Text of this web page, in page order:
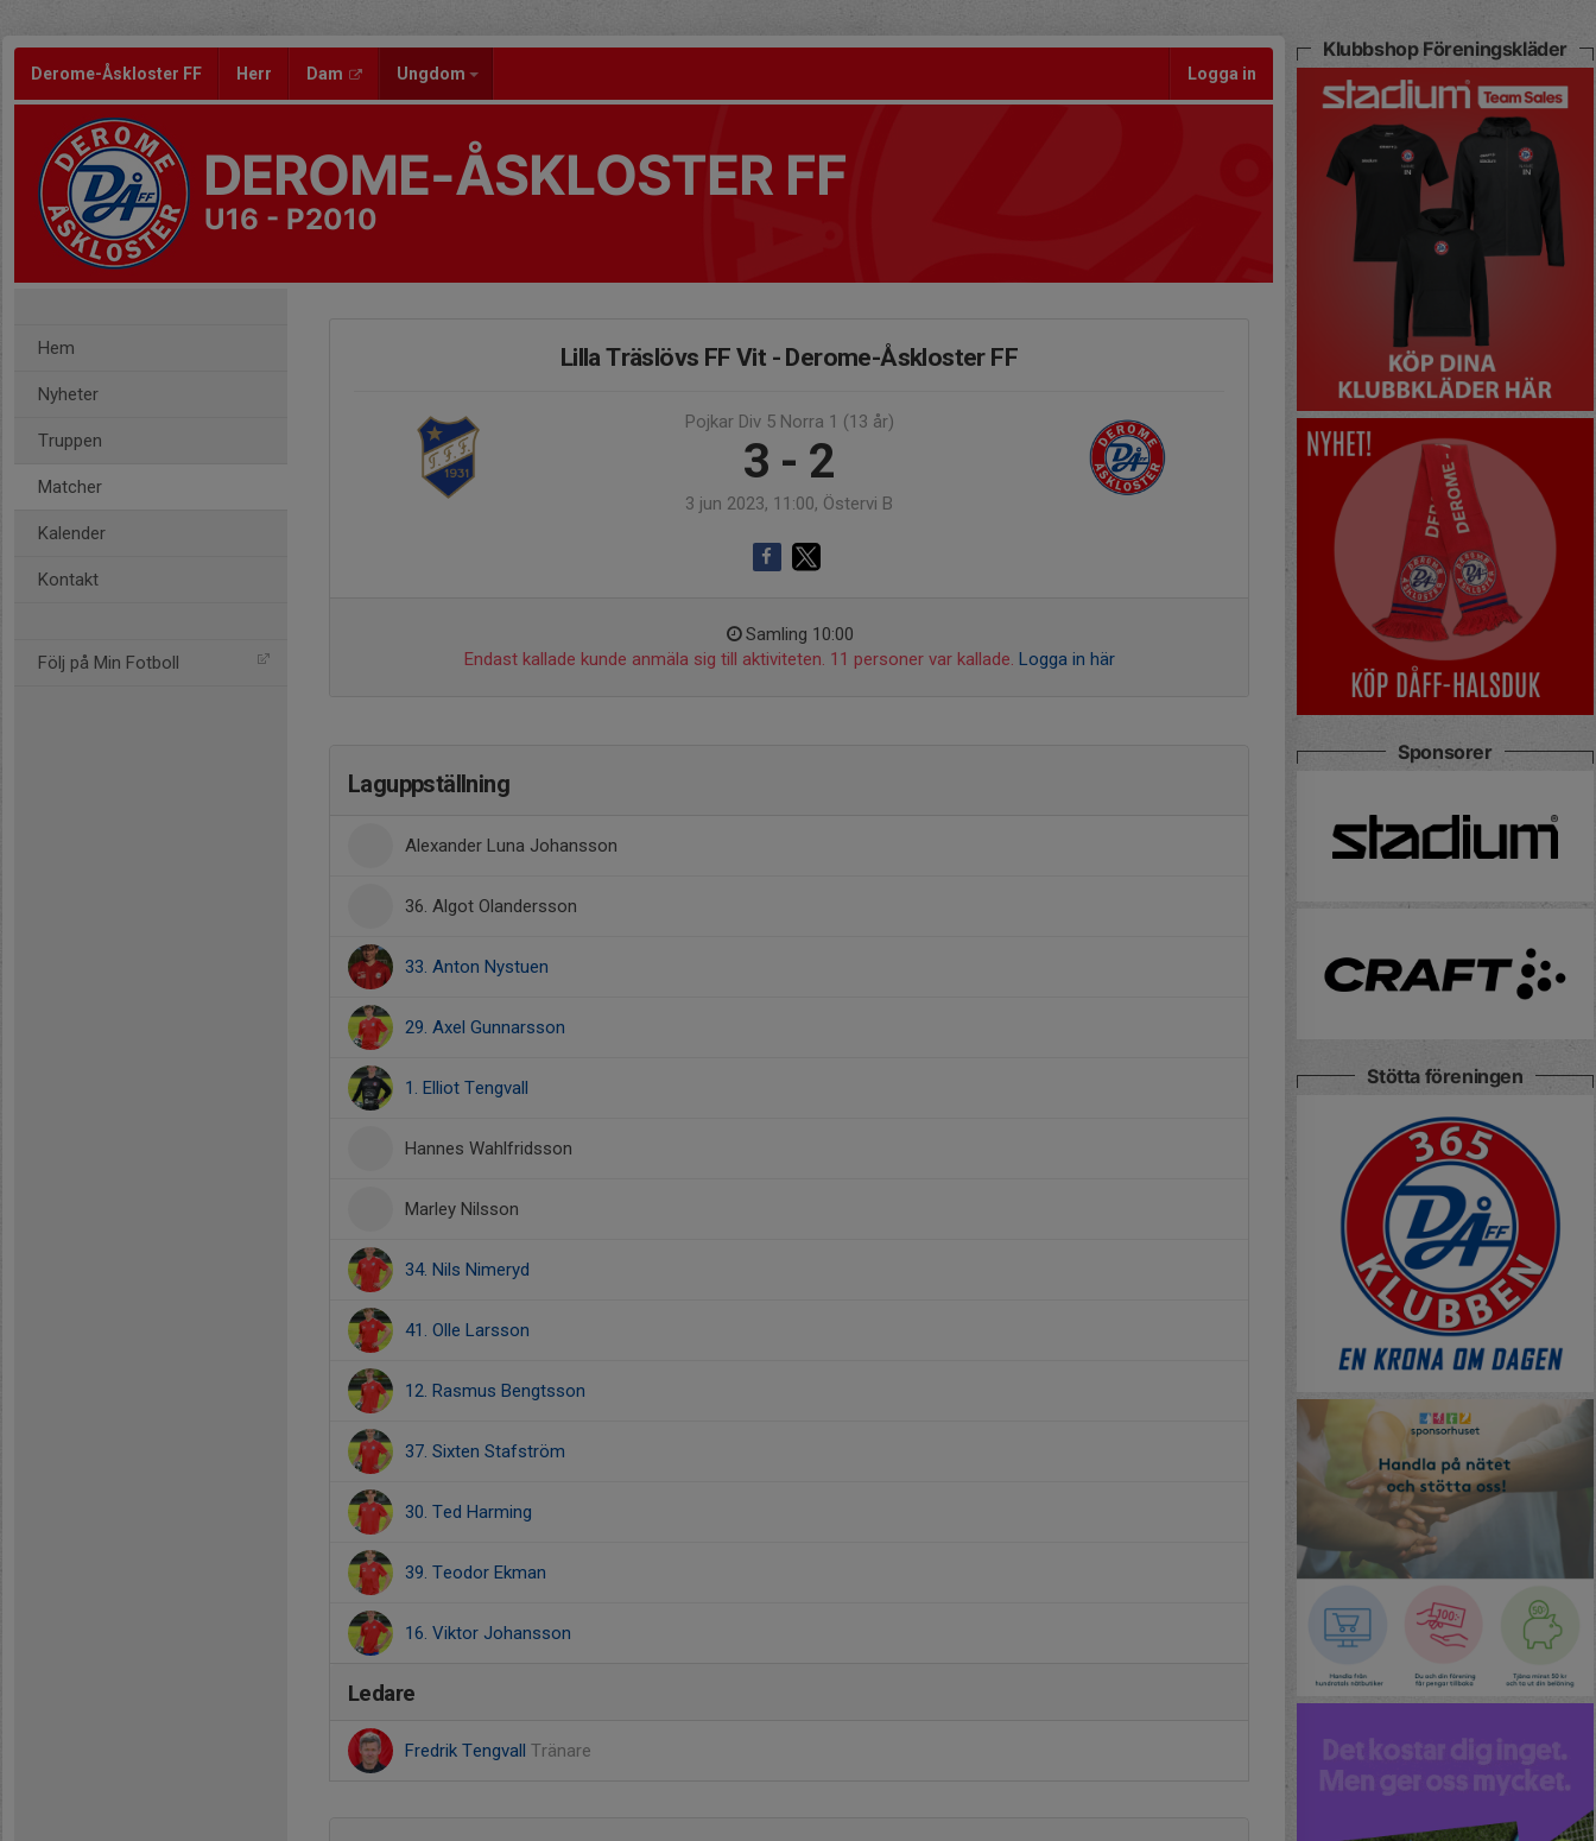
Derome-Åskloster FF Herr Dam Ungdom Logga in
DEROME-ÅSKLOSTER FF
U16 - P2010
Hem
Nyheter
Truppen
Matcher
Kalender
Kontakt
Följ på Min Fotboll
Lilla Träslövs FF Vit - Derome-Åskloster FF
Pojkar Div 5 Norra 1 (13 år)
3 - 2
3 jun 2023, 11:00, Östervi B
Samling 10:00
Endast kallade kunde anmäla sig till aktiviteten. 11 personer var kallade. Logga in här
Laguppställning
Alexander Luna Johansson
36. Algot Olandersson
33. Anton Nystuen
29. Axel Gunnarsson
1. Elliot Tengvall
Hannes Wahlfridsson
Marley Nilsson
34. Nils Nimeryd
41. Olle Larsson
12. Rasmus Bengtsson
37. Sixten Stafström
30. Ted Harming
39. Teodor Ekman
16. Viktor Johansson
Ledare
Fredrik Tengvall Tränare
Klubbshop Föreningskläder
Sponsorer
Stötta föreningen